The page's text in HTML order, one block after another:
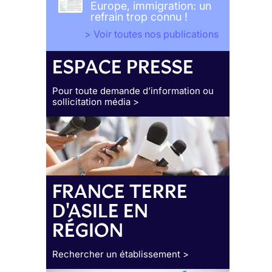
Europe, immigration: un
refrain trop connu !
> Voir toutes nos publications
ESPACE PRESSE
Pour toute demande d’information ou
sollicitation média >
FRANCE TERRE
D'ASILE EN
RÉGION
Rechercher un établissement >